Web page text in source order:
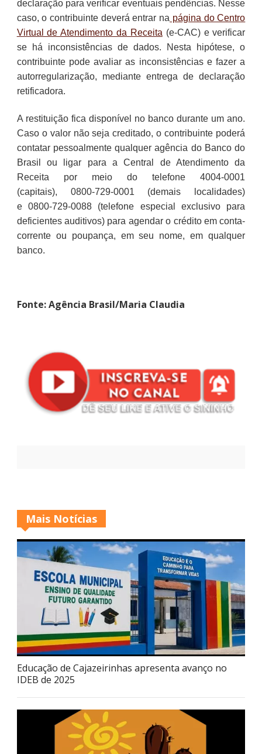
declaração para verificar eventuais pendências. Nesse
caso, o contribuinte deverá entrar na página do Centro
Virtual de Atendimento da Receita(e-CAC) e verificar
se há inconsistências de dados. Nesta hipótese, o
contribuinte pode avaliar as inconsistências e fazer a
autorregularização, mediante entrega de declaração
retificadora.
A restituição fica disponível no banco durante um ano.
Caso o valor não seja creditado, o contribuinte poderá
contatar pessoalmente qualquer agência do Banco do
Brasil ou ligar para a Central de Atendimento da
Receita por meio do telefone 4004-0001
(capitais), 0800-729-0001 (demais localidades)
e 0800-729-0088 (telefone especial exclusivo para
deficientes auditivos) para agendar o crédito em conta-
corrente ou poupança, em seu nome, em qualquer
banco.
Fonte: Agência Brasil/Maria Claudia
Mais Notícias
Educação de Cajazeirinhas apresenta avanço no
IDEB de 2025